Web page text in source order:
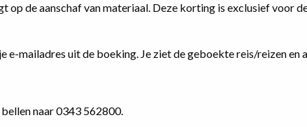
de aanschaf van materiaal. Deze korting is exclusief voor
e-mailadres uit de boeking. Je ziet de geboekte reis/reizen en
naar 0343 562800.